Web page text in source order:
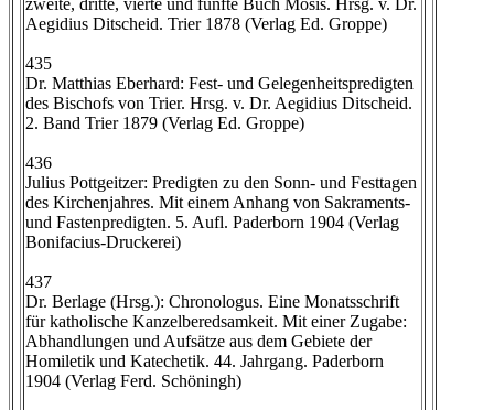
zweite, dritte, vierte und fünfte Buch Mosis. Hrsg. v. Dr.
Aegidius Ditscheid. Trier 1878 (Verlag Ed. Groppe)
435
Dr. Matthias Eberhard: Fest- und Gelegenheitspredigten
des Bischofs von Trier. Hrsg. v. Dr. Aegidius Ditscheid.
2. Band Trier 1879 (Verlag Ed. Groppe)
436
Julius Pottgeitzer: Predigten zu den Sonn- und Festtagen
des Kirchenjahres. Mit einem Anhang von Sakraments-
und Fastenpredigten. 5. Aufl. Paderborn 1904 (Verlag
Bonifacius-Druckerei)
437
Dr. Berlage (Hrsg.): Chronologus. Eine Monatsschrift
für katholische Kanzelberedsamkeit. Mit einer Zugabe:
Abhandlungen und Aufsätze aus dem Gebiete der
Homiletik und Katechetik. 44. Jahrgang. Paderborn
1904 (Verlag Ferd. Schöningh)